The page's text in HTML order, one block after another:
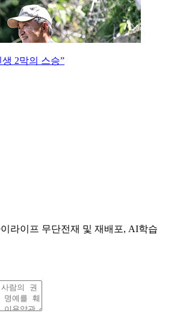
2막의 스승”
라이프 무단전재 및 재배포, AI학습